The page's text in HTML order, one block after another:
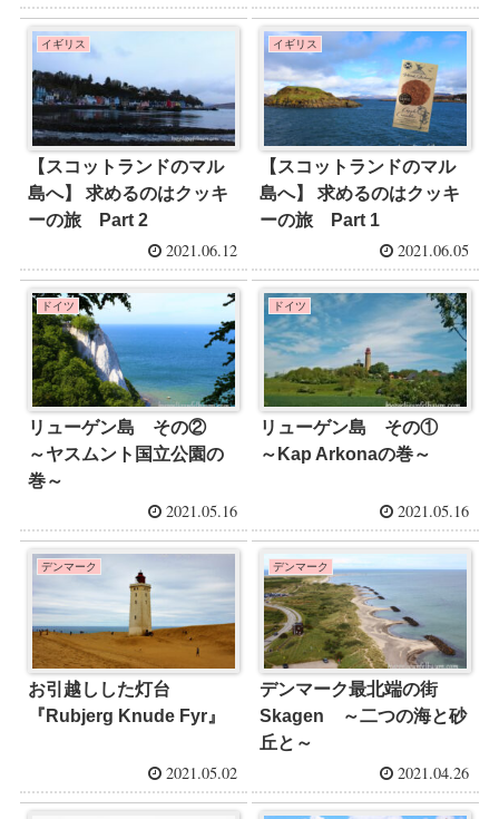
イギリス
【スコットランドのマル
島へ】 求めるのはクッキ
ーの旅 Part 2
2021.06.12
イギリス
【スコットランドのマル
島へ】 求めるのはクッキ
ーの旅 Part 1
2021.06.05
ドイツ
リューゲン島 その②
～ヤスムント国立公園の
巻～
2021.05.16
ドイツ
リューゲン島 その①
～Kap Arkonaの巻～
2021.05.16
デンマーク
お引越しした灯台
『Rubjerg Knude Fyr』
2021.05.02
デンマーク
デンマーク最北端の街
Skagen ～二つの海と砂
丘と～
2021.04.26